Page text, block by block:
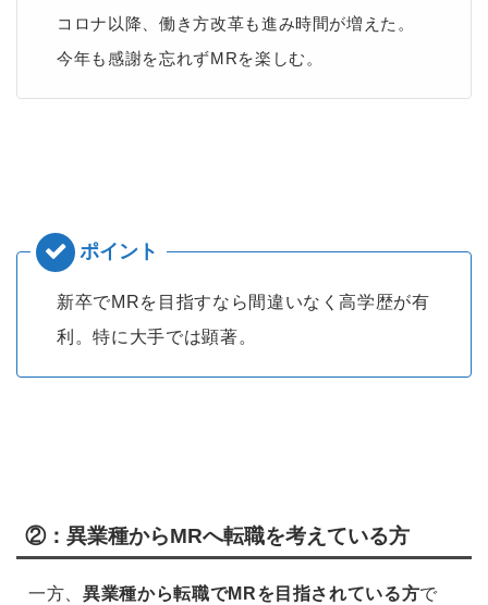
コロナ以降、働き方改革も進み時間が増えた。
今年も感謝を忘れずMRを楽しむ。
新卒でMRを目指すなら間違いなく高学歴が有
利。特に大手では顕著。
②：異業種からMRへ転職を考えている方
一方、異業種から転職でMRを目指されている方で